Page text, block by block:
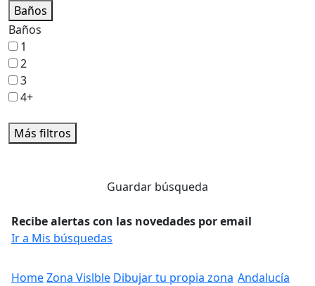
Baños
Baños
1
2
3
4+
Más filtros
Guardar búsqueda
Recibe alertas con las novedades por email
Ir a Mis búsquedas
HomeZona Vislble Dibujar tu propia zona Andalucía